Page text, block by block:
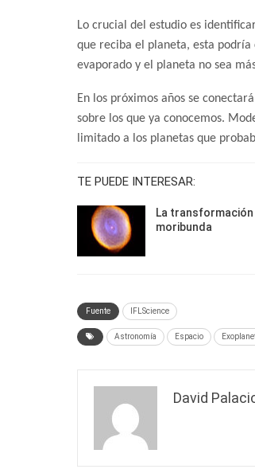
Lo crucial del estudio es
que reciba el planeta, esta
evaporado y el planeta no sea
En los próximos años se
sobre los que ya conocemos.
limitado a los planetas que
TE PUEDE INTERESAR:
La
moribunda
Fuente IFLScience
Astronomía Espacio
David